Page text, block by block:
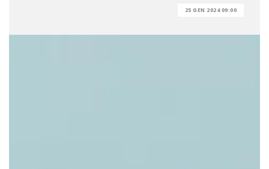
25 GEN 2024 09:00